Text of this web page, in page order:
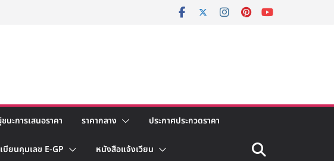
นะการเสนอราคา ราคากลาง ประกาศประกวดราคา
บียนคุมเลข E-GP หนังสือแจ้งเวียน